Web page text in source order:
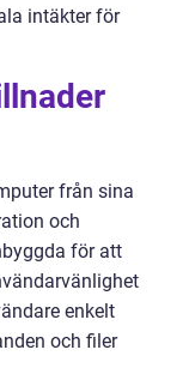
intäkter för
från sina
och
för att
enkelt
och filer